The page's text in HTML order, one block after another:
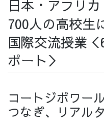
採用情報
日本・アフリ
700人の高校生
国際交流授業
ポート＞
コートジボワー
つなぎ、リアル